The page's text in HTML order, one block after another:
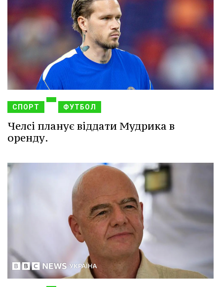
СПОРТ ФУТБОЛ
Челсі планує віддати Мудрика в
оренду.